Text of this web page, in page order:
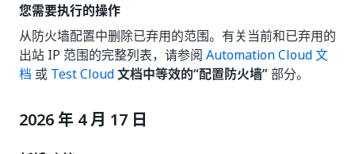
您需要执行的操作
从防火墙配置中删除已弃用的范围。有关当前和已弃用的
出站 IP 范围的完整列表，请参阅 Automation Cloud 文
档 或 Test Cloud文档中等效的“配置防火墙”部分。
2026 年 4 月 17 日